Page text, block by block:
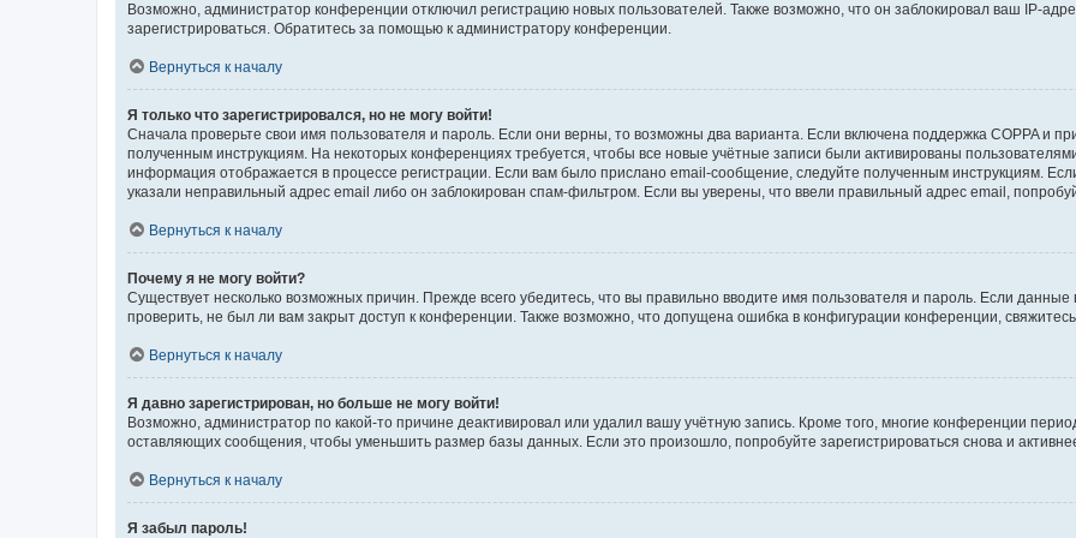
Возможно, администратор конференции отключил регистрацию новых пользователей. Также возможно, что он заблокировал ваш IP-
зарегистрироваться. Обратитесь за помощью к администратору конференции.
Вернуться к началу
Я только что зарегистрировался, но не могу войти!
Сначала проверьте свои имя пользователя и пароль. Если они верны, то возможны два варианта. Если включена поддержка COPPA и
полученным инструкциям. На некоторых конференциях требуется, чтобы все новые учётные записи были активированы
информация отображается в процессе регистрации. Если вам было прислано email-сообщение, следуйте полученным инструкциям.
указали неправильный адрес email либо он заблокирован спам-фильтром. Если вы уверены, что ввели правильный адрес email,
Вернуться к началу
Почему я не могу войти?
Существует несколько возможных причин. Прежде всего убедитесь, что вы правильно вводите имя пользователя и пароль. Если
проверить, не был ли вам закрыт доступ к конференции. Также возможно, что допущена ошибка в конфигурации конференции,
Вернуться к началу
Я давно зарегистрирован, но больше не могу войти!
Возможно, администратор по какой-то причине деактивировал или удалил вашу учётную запись. Кроме того, многие конференции
оставляющих сообщения, чтобы уменьшить размер базы данных. Если это произошло, попробуйте зарегистрироваться снова и активнее
Вернуться к началу
Я забыл пароль!